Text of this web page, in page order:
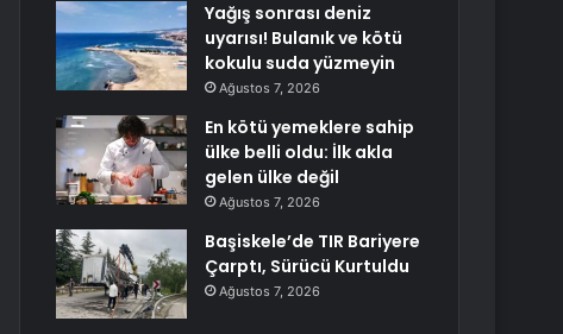
Yağış sonrası deniz
uyarısı! Bulanık ve kötü
kokulu suda yüzmeyin
Ağustos 7, 2026
En kötü yemeklere sahip
ülke belli oldu: İlk akla
gelen ülke değil
Ağustos 7, 2026
Başiskele’de TIR Bariyere
Çarptı, Sürücü Kurtuldu
Ağustos 7, 2026